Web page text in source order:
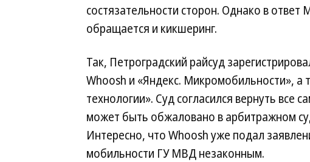
состязательности сторон. Однако в
обращается и кикшеринг.
Так, Петроградский райсуд
Whoosh и «Яндекс. Микромобильности», а
технологии». Суд согласился вернуть все
может быть обжаловано в арбитражном
Интересно, что Whoosh уже подал
мобильности ГУ МВД незаконным.